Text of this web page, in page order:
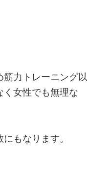
筋力トレーニング以
く女性でも無理な
もなります。